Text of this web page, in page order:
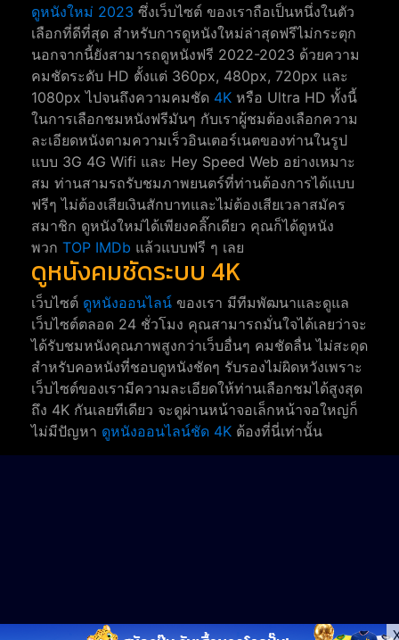
ดูหนังใหม่ 2023 ซึ่งเว็บไซต์ ของเราถือเป็นหนึ่งในตัว
เลือกที่ดีที่สุด สำหรับการดูหนังใหม่ล่าสุดฟรีไม่กระตุก
นอกจากนี้ยังสามารถดูหนังฟรี 2022-2023 ด้วยความ
คมชัดระดับ HD ตั้งแต่ 360px, 480px, 720px และ
1080px ไปจนถึงความคมชัด 4K หรือ Ultra HD ทั้งนี้
ในการเลือกชมหนังฟรีมันๆ กับเราผู้ชมต้องเลือกความ
ละเอียดหนังตามความเร็วอินเตอร์เนตของท่านในรูป
แบบ 3G 4G Wifi และ Hey Speed Web อย่างเหมาะ
สม ท่านสามรถรับชมภาพยนตร์ที่ท่านต้องการได้แบบ
ฟรีๆ ไม่ต้องเสียเงินสักบาทและไม่ต้องเสียเวลาสมัคร
สมาชิก ดูหนังใหม่ได้เพียงคลิ๊กเดียว คุณก็ได้ดูหนัง
พวก TOP IMDb แล้วแบบฟรี ๆ เลย
ดูหนังคมชัดระบบ 4K
เว็บไซต์ ดูหนังออนไลน์ ของเรา มีทีมพัฒนาและดูแล
เว็บไซต์ตลอด 24 ชั่วโมง คุณสามารถมั่นใจได้เลยว่าจะ
ได้รับชมหนังคุณภาพสูงกว่าเว็บอื่นๆ คมชัดลื่น ไม่สะดุด
สำหรับคอหนังที่ชอบดูหนังชัดๆ รับรองไม่ผิดหวังเพราะ
เว็บไซต์ของเรามีความละเอียดให้ท่านเลือกชมได้สูงสุด
ถึง 4K กันเลยทีเดียว จะดูผ่านหน้าจอเล็กหน้าจอใหญ่ก็
ไม่มีปัญหา ดูหนังออนไลน์ชัด 4K ต้องที่นี่เท่านั้น